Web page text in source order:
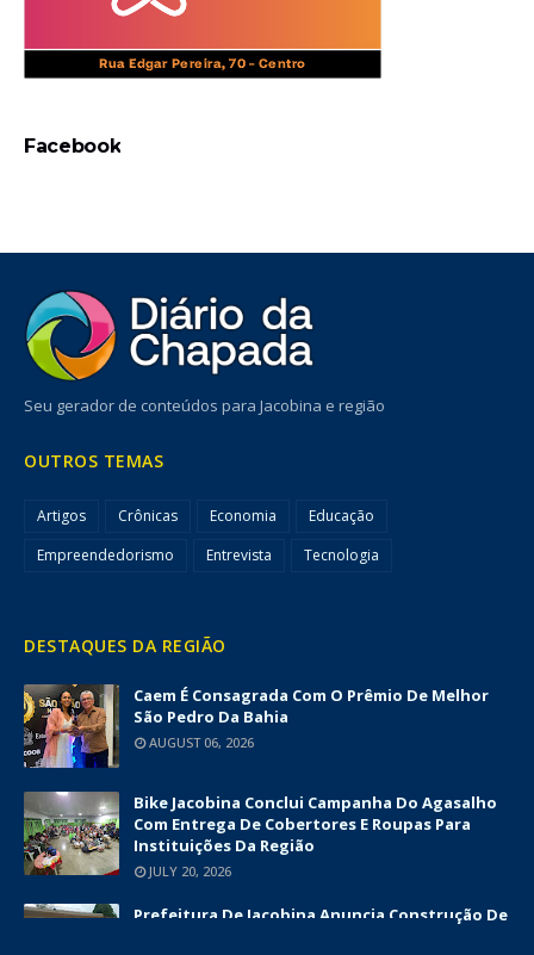
Facebook
Seu gerador de conteúdos para Jacobina e região
OUTROS TEMAS
Artigos Crônicas Economia
Educação
Empreendedorismo
Entrevista Tecnologia
DESTAQUES DA REGIÃO
Caem É Consagrada Com O Prêmio De Melhor
São Pedro Da Bahia
AUGUST 06, 2026
Bike Jacobina Conclui Campanha Do Agasalho
Com Entrega De Cobertores E Roupas Para
Instituições Da Região
JULY 20, 2026
Prefeitura De Jacobina Anuncia Construção De